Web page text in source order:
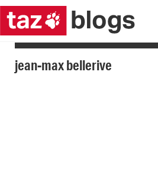
jean-max bellerive